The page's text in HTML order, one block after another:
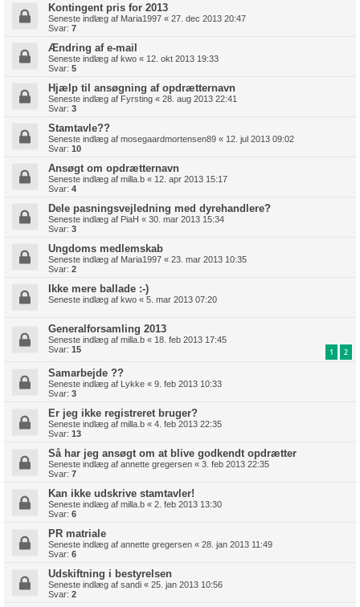
Kontingent pris for 2013
Seneste indlæg af Maria1997 « 27. dec 2013 20:47
Svar: 7
Ændring af e-mail
Seneste indlæg af kwo « 12. okt 2013 19:33
Svar: 5
Hjælp til ansøgning af opdrætternavn
Seneste indlæg af Fyrsting « 28. aug 2013 22:41
Svar: 3
Stamtavle??
Seneste indlæg af mosegaardmortensen89 « 12. jul 2013 09:02
Svar: 10
Ansøgt om opdrætternavn
Seneste indlæg af milla.b « 12. apr 2013 15:17
Svar: 4
Dele pasningsvejledning med dyrehandlere?
Seneste indlæg af PiaH « 30. mar 2013 15:34
Svar: 3
Ungdoms medlemskab
Seneste indlæg af Maria1997 « 23. mar 2013 10:35
Svar: 2
Ikke mere ballade :-)
Seneste indlæg af kwo « 5. mar 2013 07:20
Generalforsamling 2013
Seneste indlæg af milla.b « 18. feb 2013 17:45
Svar: 15 1 2
Samarbejde ??
Seneste indlæg af Lykke « 9. feb 2013 10:33
Svar: 3
Er jeg ikke registreret bruger?
Seneste indlæg af milla.b « 4. feb 2013 22:35
Svar: 13
Så har jeg ansøgt om at blive godkendt opdrætter
Seneste indlæg af annette gregersen « 3. feb 2013 22:35
Svar: 7
Kan ikke udskrive stamtavler!
Seneste indlæg af milla.b « 2. feb 2013 13:30
Svar: 6
PR matriale
Seneste indlæg af annette gregersen « 28. jan 2013 11:49
Svar: 6
Udskiftning i bestyrelsen
Seneste indlæg af sandi « 25. jan 2013 10:56
Svar: 2